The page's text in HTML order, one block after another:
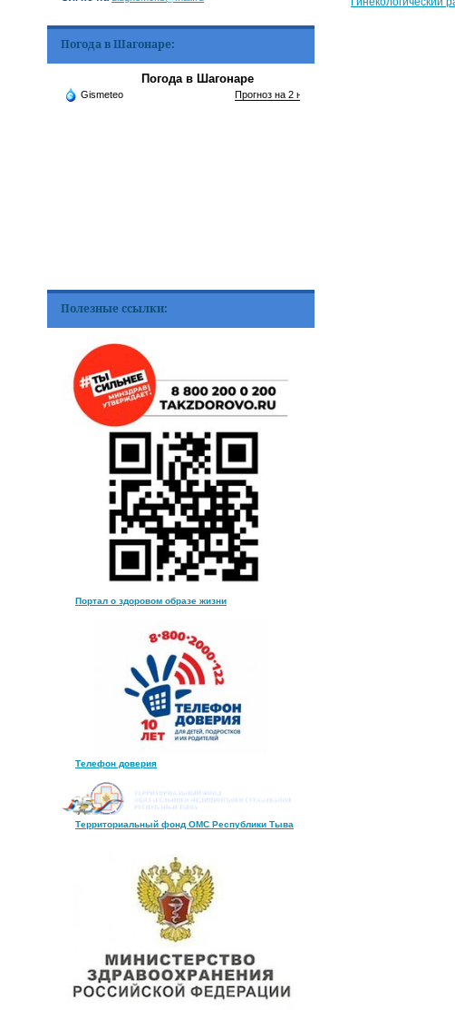
Погода в Шагонаре:
Погода в Шагонаре
Gismeteo Прогноз на 2 недели
Полезные ссылки:
Портал о здоровом образе жизни
Телефон доверия
Территориальный фонд ОМС Республики Тыва